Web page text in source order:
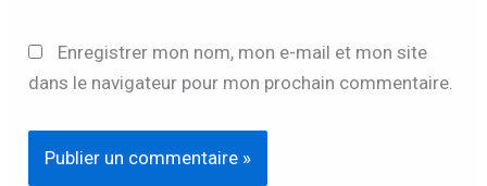
Enregistrer mon nom, mon e-mail et mon site
dans le navigateur pour mon prochain commentaire.